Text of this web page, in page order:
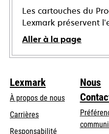
Les cartouches du
Lexmark préservent
Aller à la page
Lexmark
À propos de nous
Carrières
s’ouvre
Responsabilité
Nous